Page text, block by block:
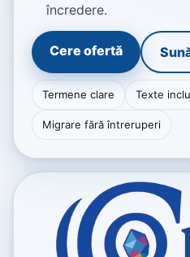
încredere.
Cere ofertă
Termene clare Texte
Migrare fără întreruperi